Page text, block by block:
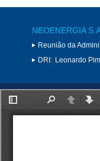
NEOENERGIA
Reunião da
DRI: Leonardo